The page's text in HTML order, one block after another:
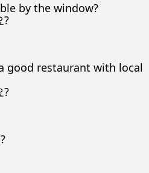
by the window?
?
good restaurant with local
?